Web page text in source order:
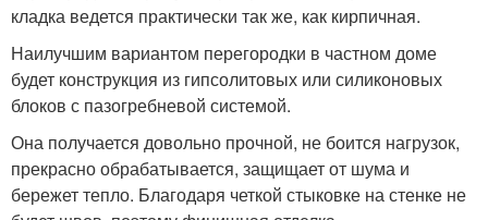
кладка ведется практически так же, как кирпичная.
Наилучшим вариантом перегородки в частном доме
будет конструкция из гипсолитовых или силиконовых
блоков с пазогребневой системой.
Она получается довольно прочной, не боится нагрузок,
прекрасно обрабатывается, защищает от шума и
бережет тепло. Благодаря четкой стыковке на стенке не